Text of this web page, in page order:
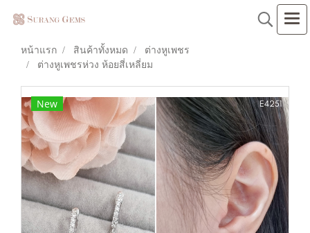
หน้าแรก สินค้าทั้งหมด
ต่างหูเพชร
ต่างหูเพชรห่วง ห้อยสี่เหลี่ยม
New